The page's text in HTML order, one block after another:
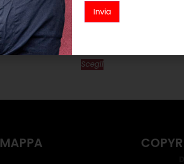
ORECCHINI JULIETTE DORÈ
Scegli
MAPPA